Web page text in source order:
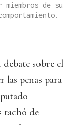
miembros de su
sobre el
las penas para
tachó de